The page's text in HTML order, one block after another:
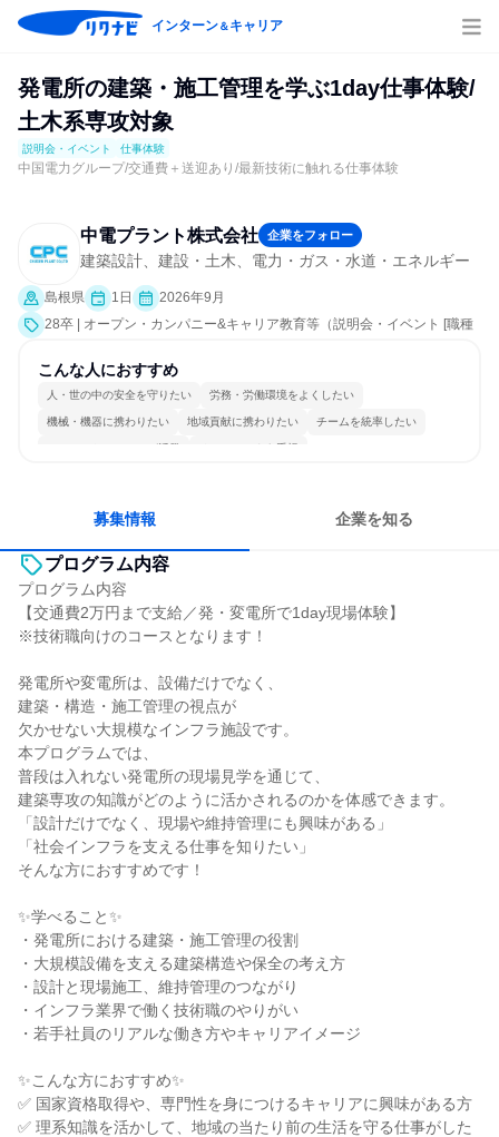
インターン＆キャリア
発電所の建築・施工管理を学ぶ1day仕事体験/
土木系専攻対象
説明会・イベント 仕事体験
中国電力グループ/交通費＋送迎あり/最新技術に触れる仕事体験
中電プラント株式会社 企業をフォロー
建築設計、建設・土木、電力・ガス・水道・エネルギー
島根県 1日
2026年9月
28卒 | オープン・カンパニー&キャリア教育等（説明会・イベント [職種
究]、仕事体験）
こんな人におすすめ
人・世の中の安全を守りたい 労務・労働環境をよくしたい
機械・機器に携わりたい 地域貢献に携わりたい チームを統率したい
コミュニケーションが活発 チームワークを重視
募集情報 企業を知る
プログラム内容
プログラム内容
【交通費2万円まで支給／発・変電所で1day現場体験】
※技術職向けのコースとなります！
発電所や変電所は、設備だけでなく、
建築・構造・施工管理の視点が
欠かせない大規模なインフラ施設です。
本プログラムでは、
普段は入れない発電所の現場見学を通じて、
建築専攻の知識がどのように活かされるのかを体感できます。
「設計だけでなく、現場や維持管理にも興味がある」
「社会インフラを支える仕事を知りたい」
そんな方におすすめです！
✨学べること✨
・発電所における建築・施工管理の役割
・大規模設備を支える建築構造や保全の考え方
・設計と現場施工、維持管理のつながり
・インフラ業界で働く技術職のやりがい
・若手社員のリアルな働き方やキャリアイメージ
✨こんな方におすすめ✨
✅ 国家資格取得や、専門性を身につけるキャリアに興味がある方
✅ 理系知識を活かして、地域の当たり前の生活を守る仕事がした